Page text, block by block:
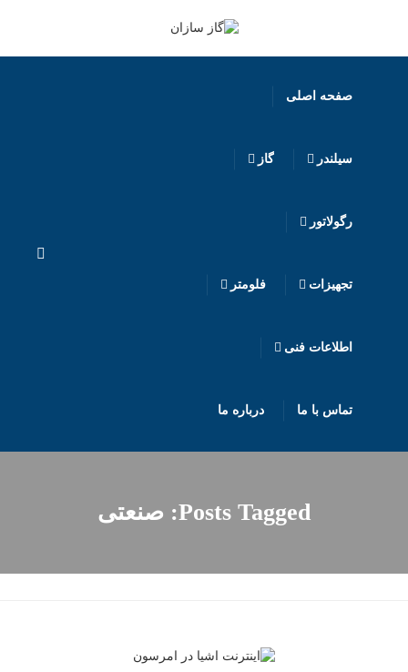
صفحه اصلی
سیلندر گاز
رگولاتور
تجهیزات فلومتر
اطلاعات فنی
تماس با ما درباره ما
Posts Tagged: صنعتی